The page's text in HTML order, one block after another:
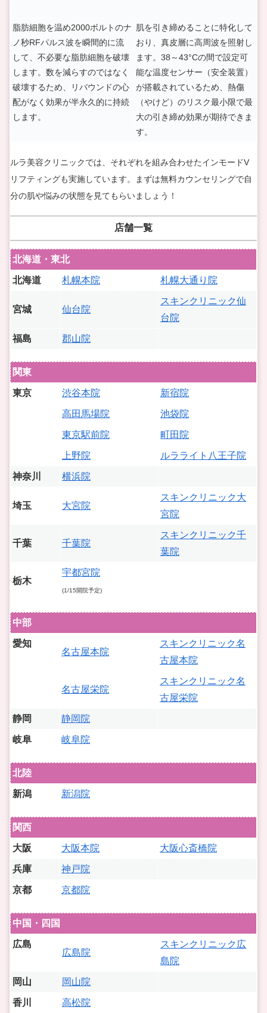
脂肪細胞を温め2000ボルトのナ
ノ秒RFパルス波を瞬間的に流
して、不必要な脂肪細胞を破壊
します。数を減らすのではなく
破壊するため、リバウンドの心
配がなく効果が半永久的に持続
します。
肌を引き締めることに特化して
おり、真皮層に高周波を照射し
ます。38～43°Cの間で設定可
能な温度センサー（安全装置）
が搭載されているため、熱傷
（やけど）のリスク最小限で最
大の引き締め効果が期待できま
す。
ルラ美容クリニックでは、それぞれを組み合わせたインモードV
リフティングも実施しています。まずは無料カウンセリングで自
分の肌や悩みの状態を見てもらいましょう！
店舗一覧
北海道・東北
北海道 札幌本院 札幌大通り院
宮城 仙台院
スキンクリニック仙
台院
福島 郡山院
関東
東京 渋谷本院 新宿院
高田馬場院 池袋院
東京駅前院 町田院
上野院 ルラライト八王子院
神奈川 横浜院
埼玉 大宮院
スキンクリニック大
宮院
千葉 千葉院
スキンクリニック千
葉院
栃木
宇都宮院
(1/15開院予定)
中部
愛知
名古屋本院
スキンクリニック名
古屋本院
名古屋栄院
スキンクリニック名
古屋栄院
静岡 静岡院
岐阜 岐阜院
北陸
新潟 新潟院
関西
大阪 大阪本院 大阪心斎橋院
兵庫 神戸院
京都 京都院
中国・四国
広島
広島院
スキンクリニック広
島院
岡山 岡山院
香川 高松院